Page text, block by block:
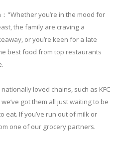
："Whether you’re in the mood for
the family are craving a
or you’re keen for a late
best food from top restaurants
loved chains, such as KFC
got them all just waiting to be
eat. If you’ve run out of milk or
one of our grocery partners.